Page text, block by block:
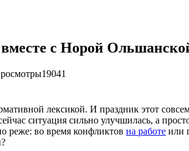
с Норой
19041
лексикой. И праздник этот
ситуация сильно улучшилась, а
реже: во время конфликтов на работе или